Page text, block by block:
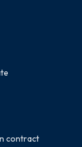
contract